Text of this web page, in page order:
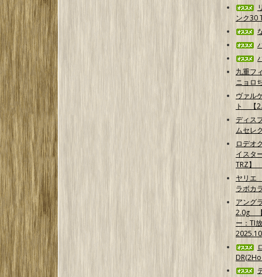
ンク30
九重フ
ニョロ
ヴァル
ト 【
ディス
ムセレ
ロデオ
イスタ
TRZ】
ヤリエ
ラボカ
アング
2.0g 【
ー：TI